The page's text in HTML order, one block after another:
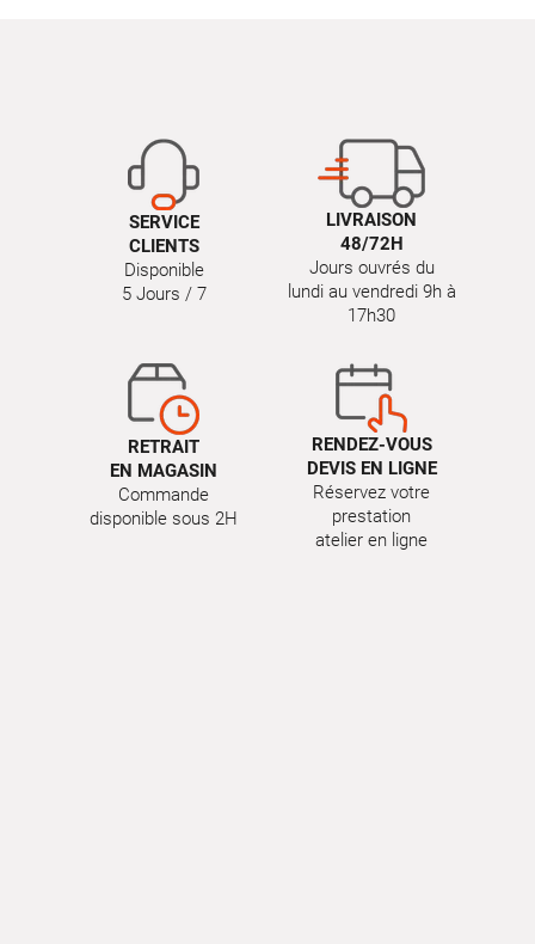
SERVICE
CLIENTS
Disponible
5 Jours / 7
LIVRAISON
48/72H
Jours ouvrés du
lundi au vendredi 9h à
17h30
RETRAIT
EN MAGASIN
Commande
disponible sous 2H
RENDEZ-VOUS
DEVIS EN LIGNE
Réservez votre
prestation
atelier en ligne